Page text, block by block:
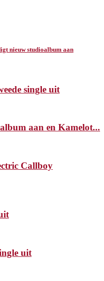
nieuw studioalbum aan
single uit
aan en Kamelot...
Callboy
uit